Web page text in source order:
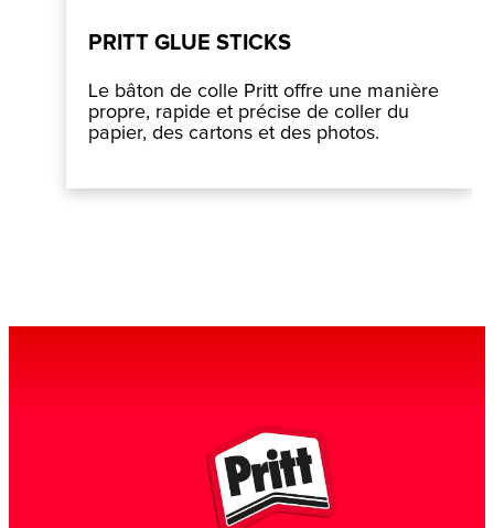
PRITT GLUE STICKS
Le bâton de colle Pritt offre une manière
propre, rapide et précise de coller du
papier, des cartons et des photos.